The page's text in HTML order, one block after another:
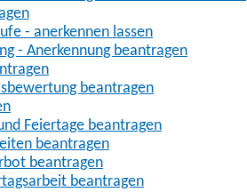
- anerkennen lassen
- Anerkennung beantragen
beantragen
Feiertage beantragen
beantragen
beantragen
beantragen